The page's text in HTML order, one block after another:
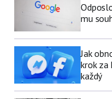
mu
Jak
krok za
každý